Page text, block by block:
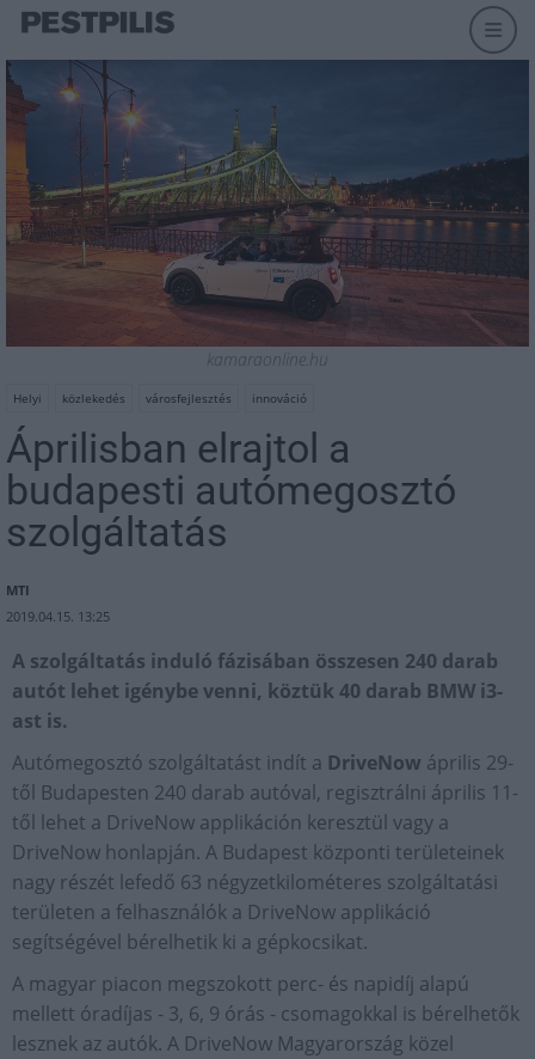
kamaraonline.hu
Helyi közlekedés városfejlesztés innováció
Áprilisban elrajtol a
budapesti autómegosztó
szolgáltatás
MTI
2019.04.15. 13:25
A szolgáltatás induló fázisában összesen 240 darab
autót lehet igénybe venni, köztük 40 darab BMW i3-
ast is.
Autómegosztó szolgáltatást indít a DriveNow április 29-
től Budapesten 240 darab autóval, regisztrálni április 11-
től lehet a DriveNow applikáción keresztül vagy a
DriveNow honlapján. A Budapest központi területeinek
nagy részét lefedő 63 négyzetkilométeres szolgáltatási
területen a felhasználók a DriveNow applikáció
segítségével bérelhetik ki a gépkocsikat.
A magyar piacon megszokott perc- és napidíj alapú
mellett óradíjas - 3, 6, 9 órás - csomagokkal is bérelhetők
lesznek az autók. A DriveNow Magyarország közel